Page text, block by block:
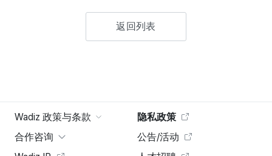
返回列表
Wadiz 政策与条款
隐私政策
合作咨询
公告/活动